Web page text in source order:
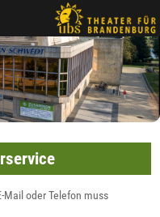
Mail oder Telefon muss